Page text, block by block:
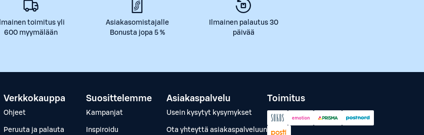
Ilmainen toimitus yli
600 myymälään
Asiakasomistajalle
Bonusta jopa 5 %
Ilmainen palautus 30
päivää
Verkkokauppa
Ohjeet
Peruuta ja palauta
Suosittelemme
Kampanjat
Inspiroidu
Asiakaspalvelu
Usein kysytyt kysymykset
Ota yhteyttä asiakaspalveluun
Toimitus